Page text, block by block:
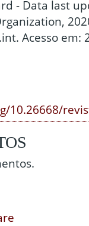
- Data last
Acesso em:
10.26668/